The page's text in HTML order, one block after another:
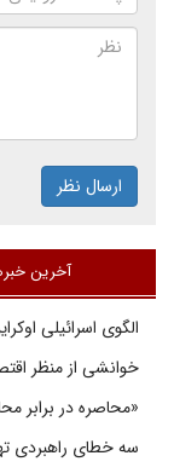
ارسال نظر
آخرین
الگوی اسرائیلی
خوانشی از منظر
«محاصره در برابر
سه خطای راهبردی